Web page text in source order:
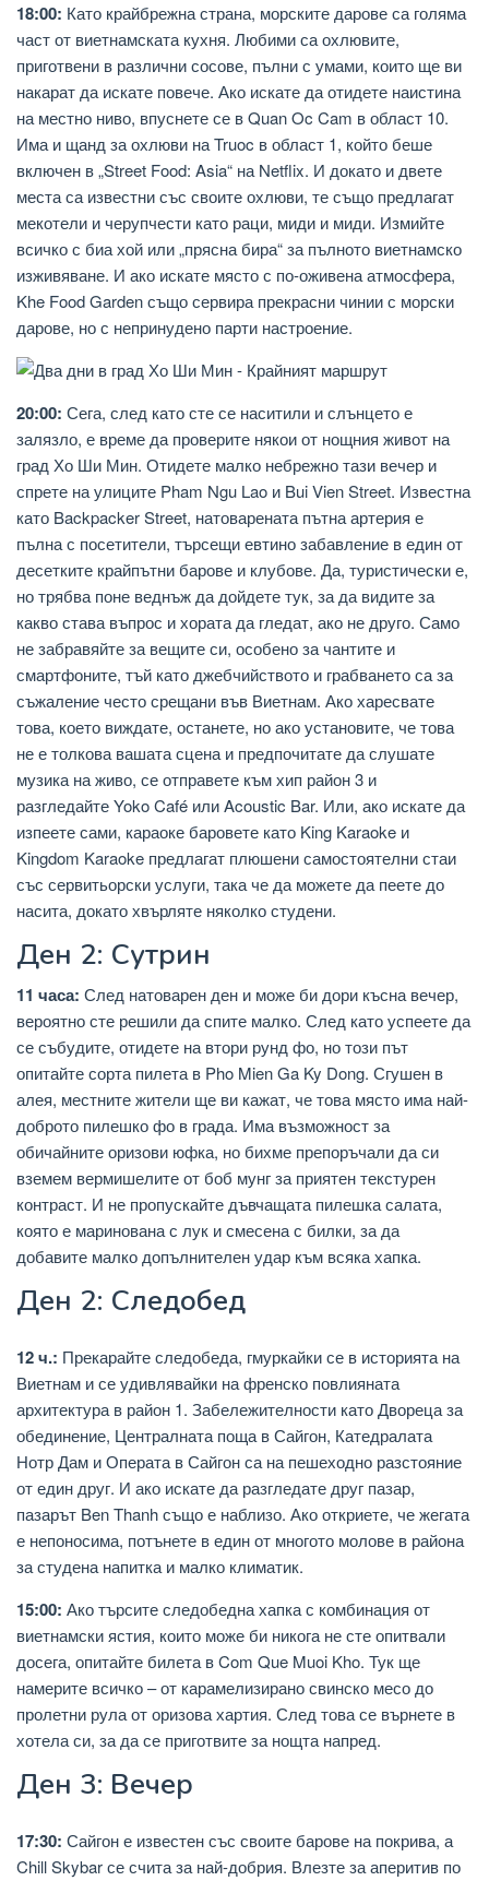
18:00: Като крайбрежна страна, морските дарове са голяма
част от виетнамската кухня. Любими са охлювите,
приготвени в различни сосове, пълни с умами, които ще ви
накарат да искате повече. Ако искате да отидете наистина
на местно ниво, впуснете се в Quan Oc Cam в област 10.
Има и щанд за охлюви на Truoc в област 1, който беше
включен в „Street Food: Asia“ на Netflix. И докато и двете
места са известни със своите охлюви, те също предлагат
мекотели и черупчести като раци, миди и миди. Измийте
всичко с биа хой или „прясна бира“ за пълното виетнамско
изживяване. И ако искате място с по-оживена атмосфера,
Khe Food Garden също сервира прекрасни чинии с морски
дарове, но с непринудено парти настроение.
20:00: Сега, след като сте се наситили и слънцето е
залязло, е време да проверите някои от нощния живот на
град Хо Ши Мин. Отидете малко небрежно тази вечер и
спрете на улиците Pham Ngu Lao и Bui Vien Street. Известна
като Backpacker Street, натоварената пътна артерия е
пълна с посетители, търсещи евтино забавление в един от
десетките крайпътни барове и клубове. Да, туристически е,
но трябва поне веднъж да дойдете тук, за да видите за
какво става въпрос и хората да гледат, ако не друго. Само
не забравяйте за вещите си, особено за чантите и
смартфоните, тъй като джебчийството и грабването са за
съжаление често срещани във Виетнам. Ако харесвате
това, което виждате, останете, но ако установите, че това
не е толкова вашата сцена и предпочитате да слушате
музика на живо, се отправете към хип район 3 и
разгледайте Yoko Café или Acoustic Bar. Или, ако искате да
изпеете сами, караоке баровете като King Karaoke и
Kingdom Karaoke предлагат плюшени самостоятелни стаи
със сервитьорски услуги, така че да можете да пеете до
насита, докато хвърляте няколко студени.
Ден 2: Сутрин
11 часа: След натоварен ден и може би дори късна вечер,
вероятно сте решили да спите малко. След като успеете да
се събудите, отидете на втори рунд фо, но този път
опитайте сорта пилета в Pho Mien Ga Ky Dong. Сгушен в
алея, местните жители ще ви кажат, че това място има най-
доброто пилешко фо в града. Има възможност за
обичайните оризови юфка, но бихме препоръчали да си
вземем вермишелите от боб мунг за приятен текстурен
контраст. И не пропускайте дъвчащата пилешка салата,
която е маринована с лук и смесена с билки, за да
добавите малко допълнителен удар към всяка хапка.
Ден 2: Следобед
12 ч.: Прекарайте следобеда, гмуркайки се в историята на
Виетнам и се удивлявайки на френско повлияната
архитектура в район 1. Забележителности като Двореца за
обединение, Централната поща в Сайгон, Катедралата
Нотр Дам и Операта в Сайгон са на пешеходно разстояние
от един друг. И ако искате да разгледате друг пазар,
пазарът Ben Thanh също е наблизо. Ако откриете, че жегата
е непоносима, потънете в един от многото молове в района
за студена напитка и малко климатик.
15:00: Ако търсите следобедна хапка с комбинация от
виетнамски ястия, които може би никога не сте опитвали
досега, опитайте билета в Com Que Muoi Kho. Тук ще
намерите всичко – от карамелизирано свинско месо до
пролетни рула от оризова хартия. След това се върнете в
хотела си, за да се приготвите за нощта напред.
Ден 3: Вечер
17:30: Сайгон е известен със своите барове на покрива, а
Chill Skybar се счита за най-добрия. Влезте за аперитив по